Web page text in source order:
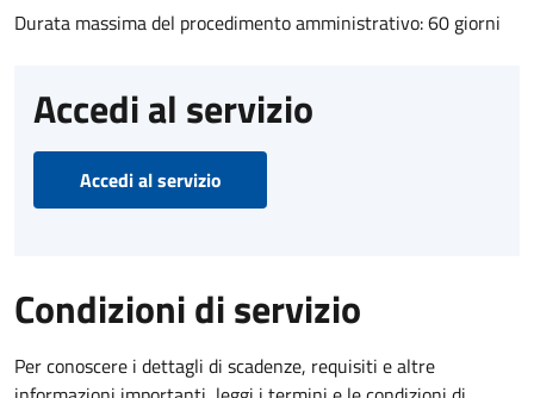
Durata massima del procedimento amministrativo: 60 giorni
Accedi al servizio
Accedi al servizio
Condizioni di servizio
Per conoscere i dettagli di scadenze, requisiti e altre